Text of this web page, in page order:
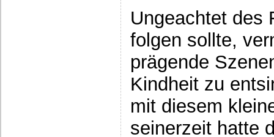
Ungeachtet des
folgen sollte,
prägende
Kindheit zu
mit diesem
seinerzeit hatte